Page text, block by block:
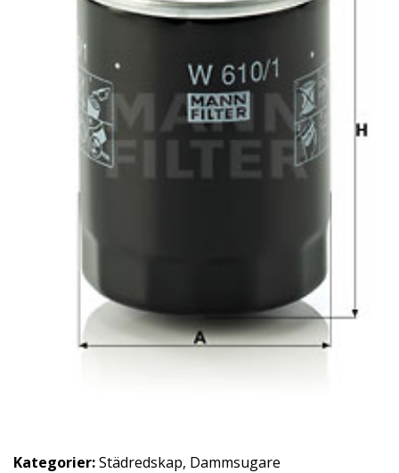
Kategorier:Städredskap, Dammsugare